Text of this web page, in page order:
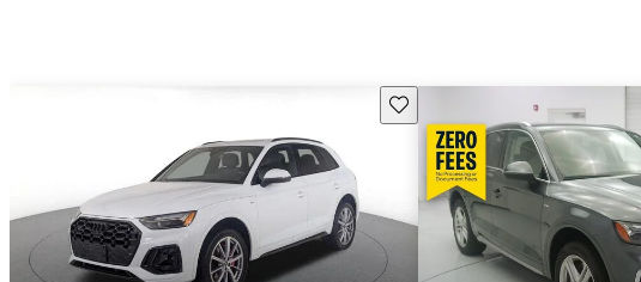
Guarda este Aviso